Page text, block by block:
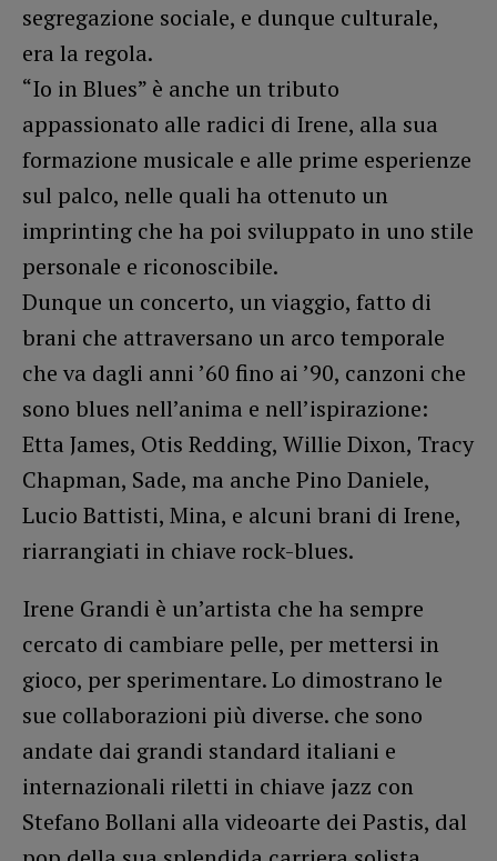
segregazione sociale, e dunque culturale,
era la regola.
“Io in Blues” è anche un tributo
appassionato alle radici di Irene, alla sua
formazione musicale e alle prime esperienze
sul palco, nelle quali ha ottenuto un
imprinting che ha poi sviluppato in uno stile
personale e riconoscibile.
Dunque un concerto, un viaggio, fatto di
brani che attraversano un arco temporale
che va dagli anni ’60 fino ai ’90, canzoni che
sono blues nell’anima e nell’ispirazione:
Etta James, Otis Redding, Willie Dixon, Tracy
Chapman, Sade, ma anche Pino Daniele,
Lucio Battisti, Mina, e alcuni brani di Irene,
riarrangiati in chiave rock-blues.
Irene Grandi è un’artista che ha sempre
cercato di cambiare pelle, per mettersi in
gioco, per sperimentare. Lo dimostrano le
sue collaborazioni più diverse. che sono
andate dai grandi standard italiani e
internazionali riletti in chiave jazz con
Stefano Bollani alla videoarte dei Pastis, dal